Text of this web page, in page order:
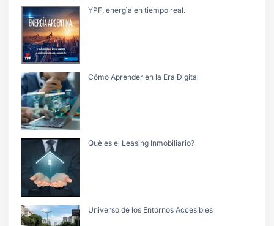
YPF, energìa en tiempo real.
Cómo Aprender en la Era Digital
Què es el Leasing Inmobiliario?
Universo de los Entornos Accesibles